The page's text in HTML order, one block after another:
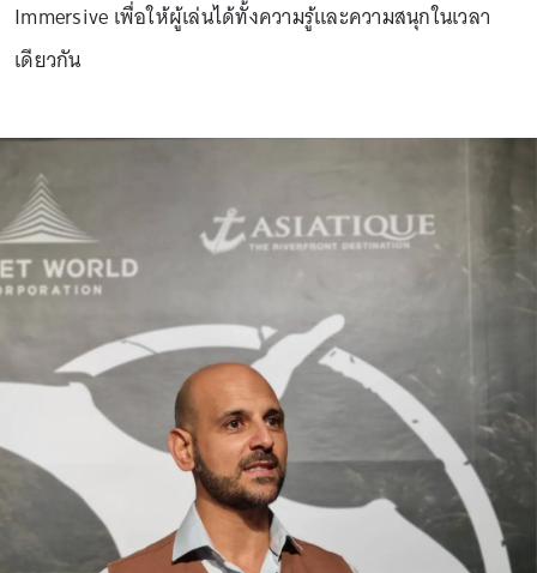
Immersive เพื่อให้ผู้เล่นได้ทั้งความรู้และความสนุกในเวลา
เดียวกัน